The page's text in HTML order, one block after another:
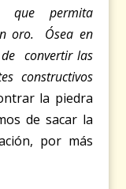
que permita
oro. Ósea en
convertir las
constructivos
la piedra
de sacar la
por más